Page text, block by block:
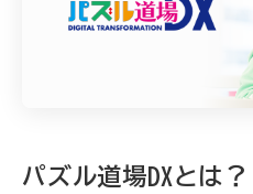
パズル道場DXとは？